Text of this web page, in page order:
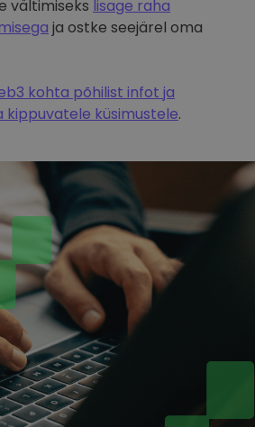
vältimiseks lisage raha
ja ostke seejärel oma
kohta põhilist infot ja
kippuvatele küsimustele.